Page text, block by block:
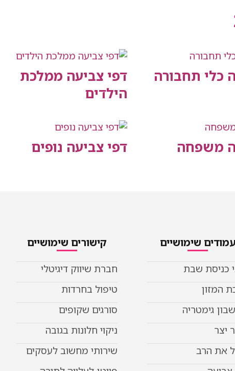
כלי תחבורה
דפי צביעה ממלכת
הילדים
משפחה דפי צביעה נופים
עמודים שימושיים
כניסת שבת
המזון
גימטריה
יצר
את הרב
קישורים שימושיים
חברת שיווק דיגיטלי
טיפול בחרדות
סורגים שקופים
ניקוי חלונות בגובה
שירותי מחשוב לעסקים